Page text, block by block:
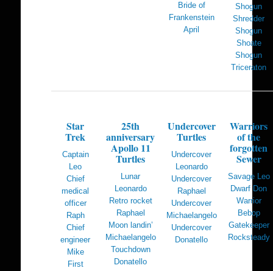
Bride of
Frankenstein
April
Shogun
Shredder
Shogun
Shoate
Shogun
Triceraton
Star
Trek
Captain
Leo
Chief
medical
officer
Raph
Chief
engineer
Mike
First
25th
anniversary
Apollo 11
Turtles
Lunar
Leonardo
Retro rocket
Raphael
Moon landin’
Michaelangelo
Touchdown
Donatello
Undercover
Turtles
Undercover
Leonardo
Undercover
Raphael
Undercover
Michaelangelo
Undercover
Donatello
Warriors
of the
forgotten
Sewer
Savage Leo
Dwarf Don
Warrior
Bebop
Gatekeeper
Rocksteady